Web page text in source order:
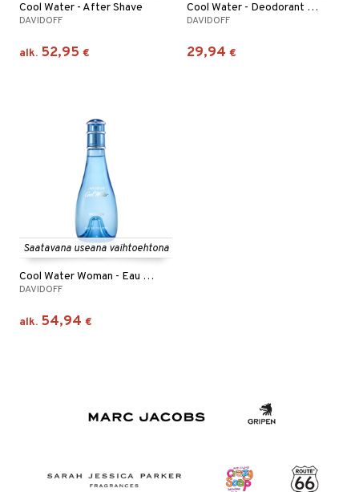
Cool Water - After Shave
DAVIDOFF
alk. 52,95 €
Cool Water - Deodorant Stick 70g
DAVIDOFF
29,94 €
Saatavana useana vaihtoehtona
Cool Water Woman - Eau de toilette (Edt) Spray
DAVIDOFF
alk. 54,94 €